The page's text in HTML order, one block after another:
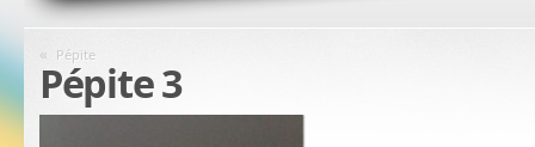
« Pépite
Pépite 3